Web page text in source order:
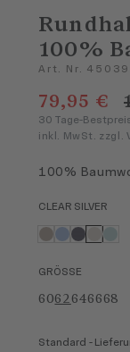
100%
Art. Nr.
79,95 €
30 Tage-
inkl. MwSt. zzgl.
100%
CLEAR SILVER
GRÖSSE
6062646668
Standard -